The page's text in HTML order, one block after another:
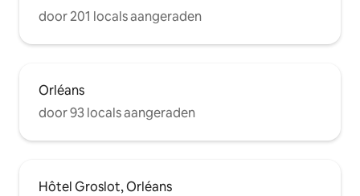
door 201 locals aangeraden
Orléans
door 93 locals aangeraden
Hôtel Groslot, Orléans